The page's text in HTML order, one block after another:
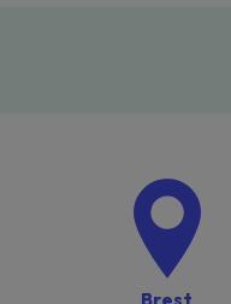
Brest